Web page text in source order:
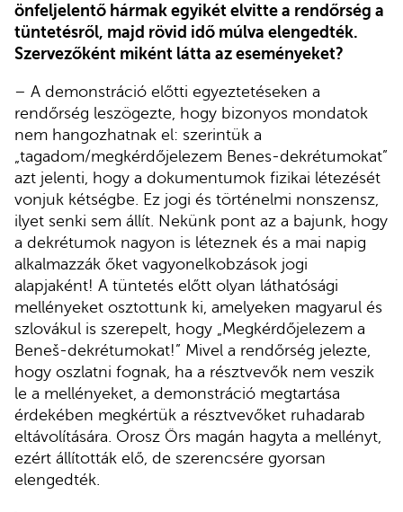
önfeljelentő hármak egyikét elvitte a rendőrség a
tüntetésről, majd rövid idő múlva elengedték.
Szervezőként miként látta az eseményeket?
– A demonstráció előtti egyeztetéseken a
rendőrség leszögezte, hogy bizonyos mondatok
nem hangozhatnak el: szerintük a
„tagadom/megkérdőjelezem Benes-dekrétumokat”
azt jelenti, hogy a dokumentumok fizikai létezését
vonjuk kétségbe. Ez jogi és történelmi nonszensz,
ilyet senki sem állít. Nekünk pont az a bajunk, hogy
a dekrétumok nagyon is léteznek és a mai napig
alkalmazzák őket vagyonelkobzások jogi
alapjaként! A tüntetés előtt olyan láthatósági
mellényeket osztottunk ki, amelyeken magyarul és
szlovákul is szerepelt, hogy „Megkérdőjelezem a
Beneš-dekrétumokat!” Mivel a rendőrség jelezte,
hogy oszlatni fognak, ha a résztvevők nem veszik
le a mellényeket, a demonstráció megtartása
érdekében megkértük a résztvevőket ruhadarab
eltávolítására. Orosz Örs magán hagyta a mellényt,
ezért állították elő, de szerencsére gyorsan
elengedték.